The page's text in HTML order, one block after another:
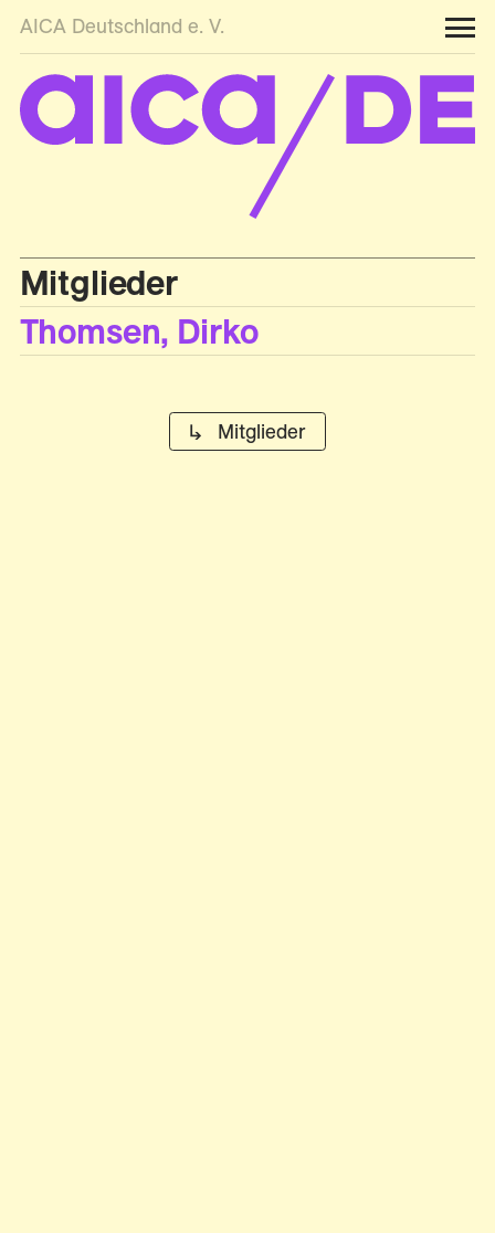
AICA Deutschland e. V.
Mitglieder
Thomsen, Dirko
↳ Mitglieder